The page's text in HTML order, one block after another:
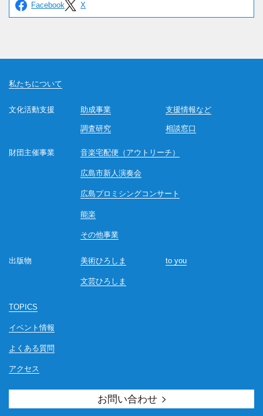
私たちについて
文化活動支援 助成事業
調査研究 相談窓口
支援情報など
財団主催事業 音楽宅配便（アウトリーチ）
広島市新人演奏会
広島プロミシングコンサート
能楽
その他事業
出版物 美術ひろしま
文芸ひろしま
to you
TOPICS
イベント情報
よくある質問
アクセス
お問い合わせ